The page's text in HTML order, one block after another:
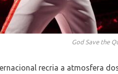
God Save the
recria a atmosfera